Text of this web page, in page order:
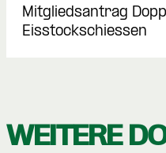
Mitgliedsantrag
Eisstockschiessen
WEITERE